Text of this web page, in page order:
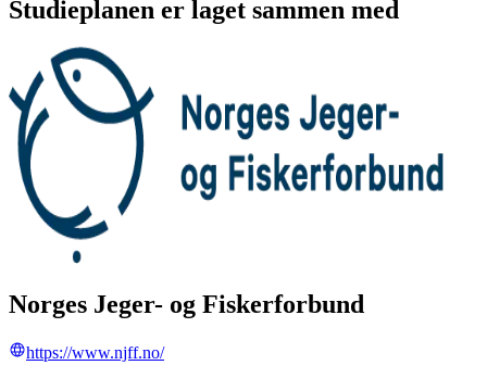
Studieplanen er laget sammen med
Norges Jeger- og Fiskerforbund
https://www.njff.no/